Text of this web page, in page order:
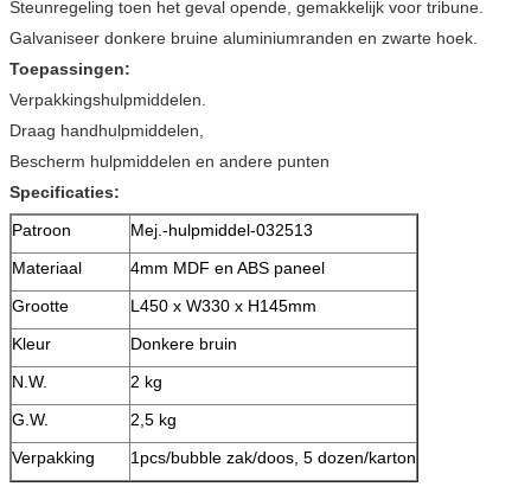
Steunregeling toen het geval opende, gemakkelijk voor tribune.
Galvaniseer donkere bruine aluminiumranden en zwarte hoek.
Toepassingen:
Verpakkingshulpmiddelen.
Draag handhulpmiddelen,
Bescherm hulpmiddelen en andere punten
Specificaties:
Patroon
Mej.-hulpmiddel-032513
Materiaal
4mm MDF en ABS paneel
Grootte
L450 x W330 x H145mm
Kleur
Donkere bruin
N.W.
2 kg
G.W.
2,5 kg
Verpakking
1pcs/bubble zak/doos, 5 dozen/karton